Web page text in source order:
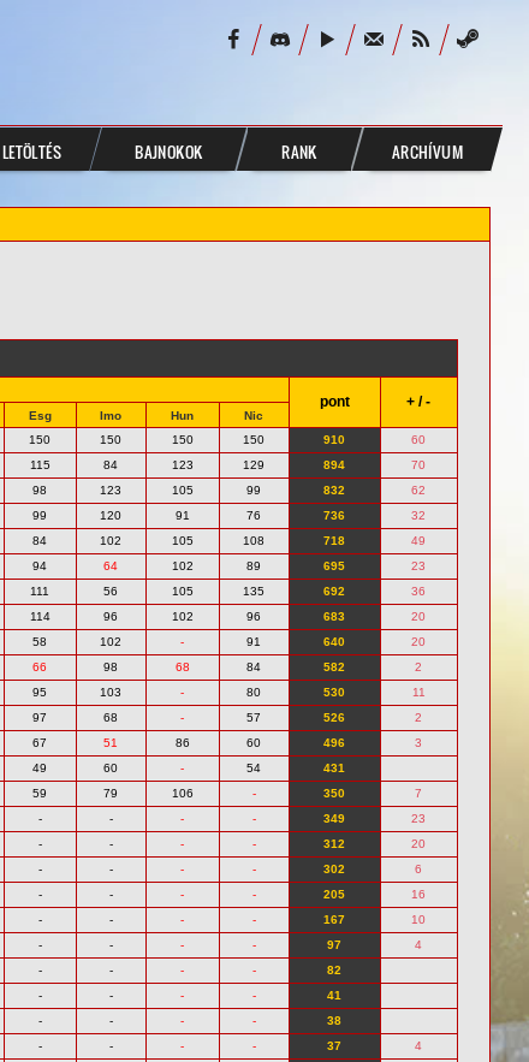
LETÖLTÉS BAJNOKOK RANK ARCHÍVUM
pont + / -
Esg Imo Hun
Nic
150 150 150 150 910
60
115 84 123 129 894
70
98 123 105 99 832
62
99 120 91 76 736
32
84 102 105 108 718
49
94 64 102 89 695
23
111 56 105 135 692
36
114 96 102 96 683
20
58 102 - 91 640
20
66 98 68 84 582
2
95 103 - 80 530
11
97 68 - 57 526
2
67 51 86 60 496
3
49 60 - 54
431
59 79 106 - 350
7
- - - - 349
23
- - - - 312
20
- - - - 302
6
- - - - 205
16
- - - - 167
10
- - - - 97
4
- - - -
82
- - - -
41
- - - -
38
- - - - 37
4